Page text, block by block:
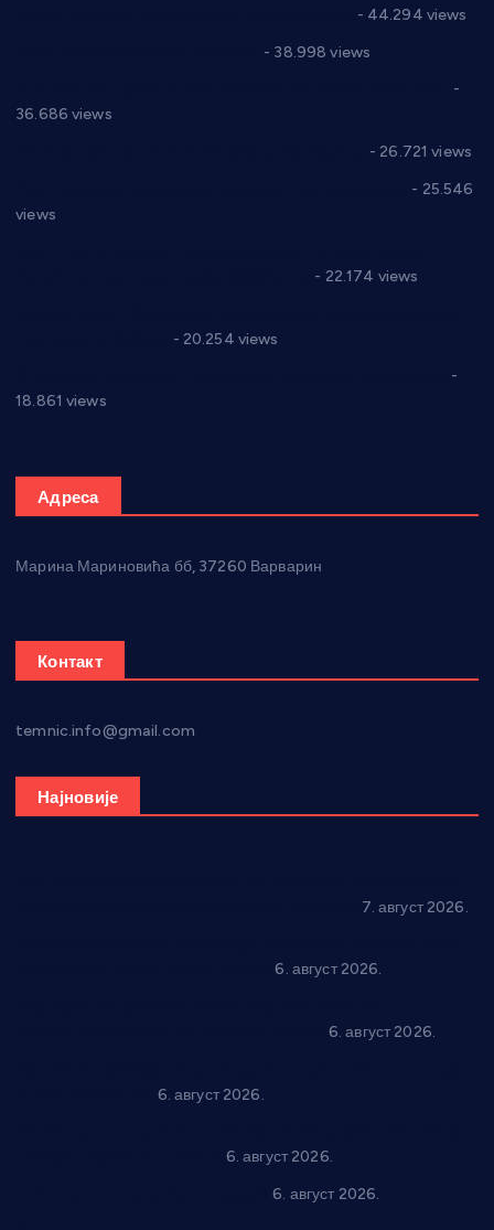
- 44.294 views
- 38.998 views
-
36.686 views
- 26.721 views
- 25.546
views
- 22.174 views
- 20.254 views
-
18.861 views
Адреса
Марина Мариновића бб, 37260 Варварин
Контакт
temnic.info@gmail.com
Најновије
7. август 2026.
6. август 2026.
6. август 2026.
6. август 2026.
6. август 2026.
6. август 2026.